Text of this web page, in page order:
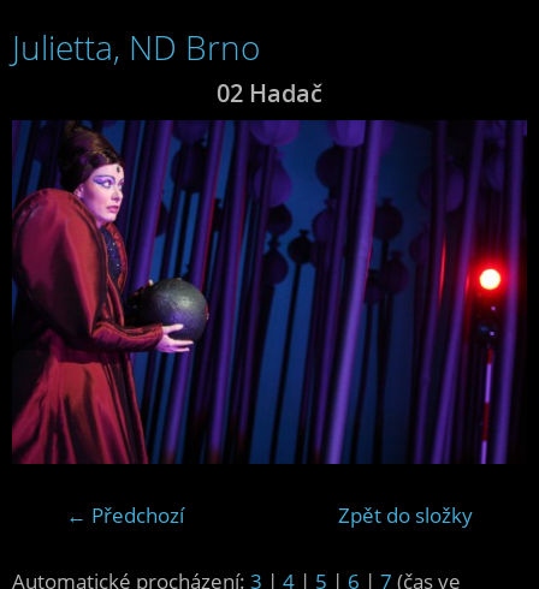
Julietta, ND Brno
02 Hadač
← Předchozí Zpět do složky
Automatické procházení: 3 | 4 | 5 | 6 | 7 (čas ve